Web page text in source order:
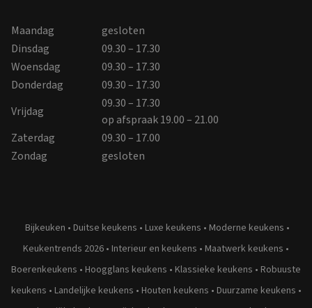
Maandag
gesloten
Dinsdag
09.30 – 17.30
Woensdag
09.30 – 17.30
Donderdag
09.30 – 17.30
Vrijdag
09.30 – 17.30
op afspraak 19.00 – 21.00
Zaterdag
09.30 – 17.00
Zondag
gesloten
Bijkeuken • Duitse keukens • Luxe keukens • Moderne keukens •
Keukentrends 2026 • Interieur en keukens • Maatwerk keukens •
Boerenkeukens • Hoogglans keukens • Klassieke keukens • Robuuste
keukens • Landelijke keukens • Houten keukens • Duurzame keukens •